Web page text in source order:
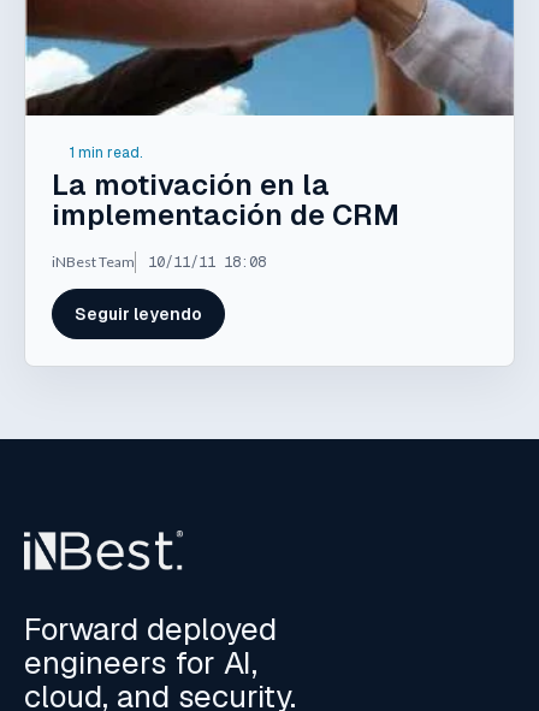
1 min read.
La motivación en la
implementación de CRM
iNBest Team 10/11/11 18:08
Seguir leyendo
Forward deployed
engineers for AI,
cloud, and security.